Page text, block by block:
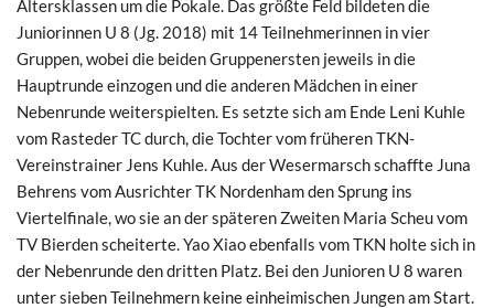
Altersklassen um die Pokale. Das größte Feld bildeten die
Juniorinnen U 8 (Jg. 2018) mit 14 Teilnehmerinnen in vier
Gruppen, wobei die beiden Gruppenersten jeweils in die
Hauptrunde einzogen und die anderen Mädchen in einer
Nebenrunde weiterspielten. Es setzte sich am Ende Leni Kuhle
vom Rasteder TC durch, die Tochter vom früheren TKN-
Vereinstrainer Jens Kuhle. Aus der Wesermarsch schaffte Juna
Behrens vom Ausrichter TK Nordenham den Sprung ins
Viertelfinale, wo sie an der späteren Zweiten Maria Scheu vom
TV Bierden scheiterte. Yao Xiao ebenfalls vom TKN holte sich in
der Nebenrunde den dritten Platz. Bei den Junioren U 8 waren
unter sieben Teilnehmern keine einheimischen Jungen am Start.